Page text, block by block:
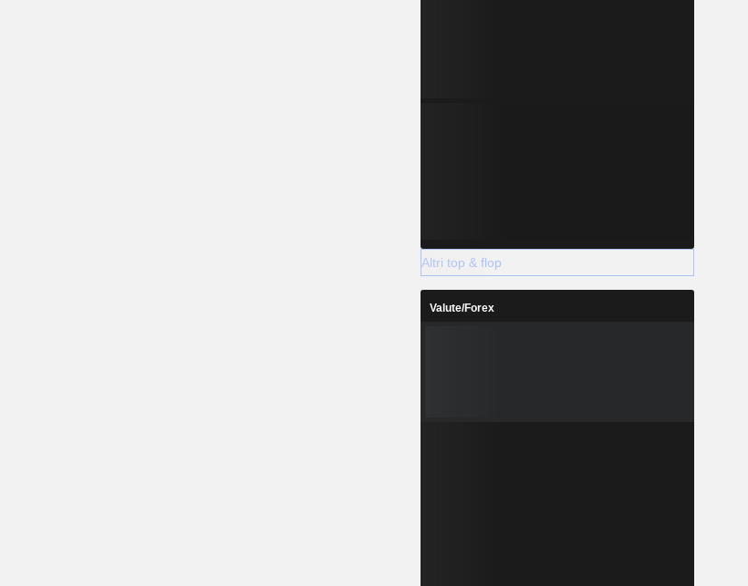
Altri top & flop
Valute/Forex